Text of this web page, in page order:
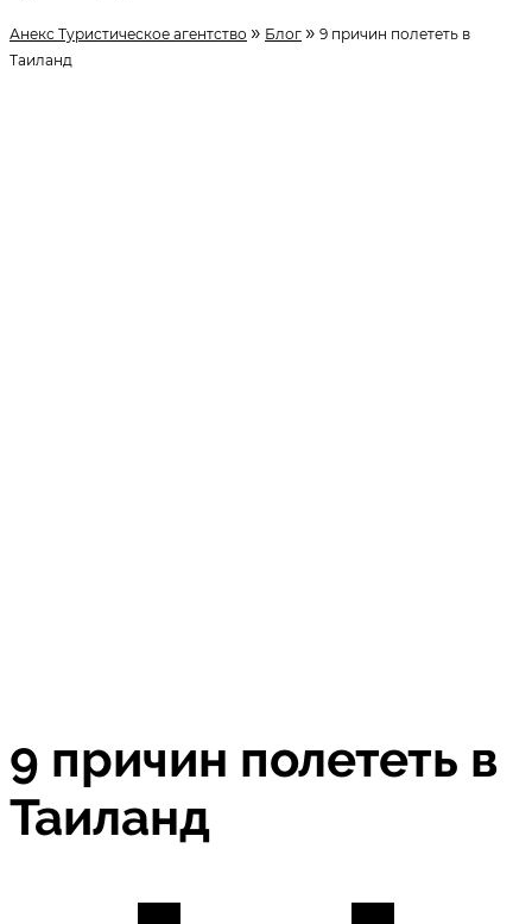
Анекс Туристическое агентство » Блог » 9 причин полететь в
Таиланд
9 причин полететь в
Таиланд